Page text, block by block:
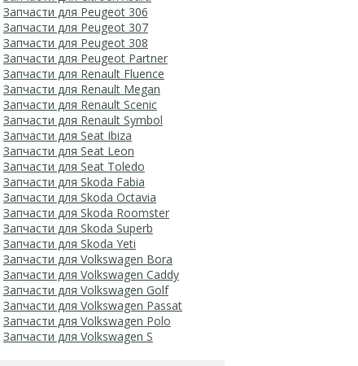
Запчасти для Peugeot 306
Запчасти для Peugeot 307
Запчасти для Peugeot 308
Запчасти для Peugeot Partner
Запчасти для Renault Fluence
Запчасти для Renault Megan
Запчасти для Renault Scenic
Запчасти для Renault Symbol
Запчасти для Seat Ibiza
Запчасти для Seat Leon
Запчасти для Seat Toledo
Запчасти для Skoda Fabia
Запчасти для Skoda Octavia
Запчасти для Skoda Roomster
Запчасти для Skoda Superb
Запчасти для Skoda Yeti
Запчасти для Volkswagen Bora
Запчасти для Volkswagen Caddy
Запчасти для Volkswagen Golf
Запчасти для Volkswagen Passat
Запчасти для Volkswagen Polo
Запчасти для Volkswagen S